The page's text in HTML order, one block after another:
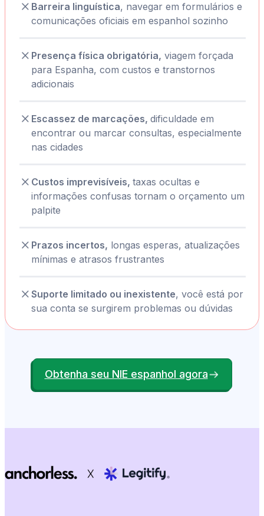
Barreira linguística, navegar em formulários e
comunicações oficiais em espanhol sozinho
Presença física obrigatória, viagem forçada
para Espanha, com custos e transtornos
adicionais
Escassez de marcações, dificuldade em
encontrar ou marcar consultas, especialmente
nas cidades
Custos imprevisíveis, taxas ocultas e
informações confusas tornam o orçamento um
palpite
Prazos incertos, longas esperas, atualizações
mínimas e atrasos frustrantes
Suporte limitado ou inexistente, você está por
sua conta se surgirem problemas ou dúvidas
Obtenha seu NIE espanhol agora